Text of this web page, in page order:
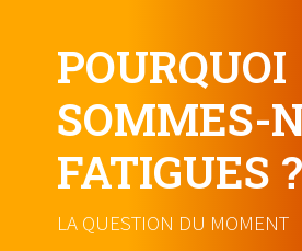
POURQUOI
SOMMES-
FATIGUES ?
LA QUESTION DU MOMENT